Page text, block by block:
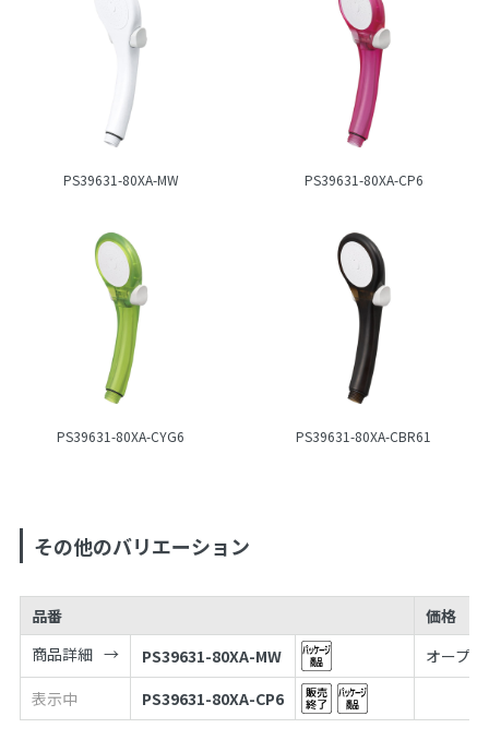
PS39631-80XA-MW PS39631-80XA-CP6
PS39631-80XA-CYG6 PS39631-80XA-CBR61
その他のバリエーション
品番
価格
商品詳細
PS39631-80XA-MW
オープ
表示中
PS39631-80XA-CP6